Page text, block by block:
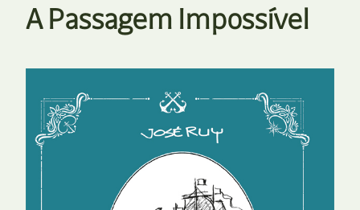
A Passagem Impossível